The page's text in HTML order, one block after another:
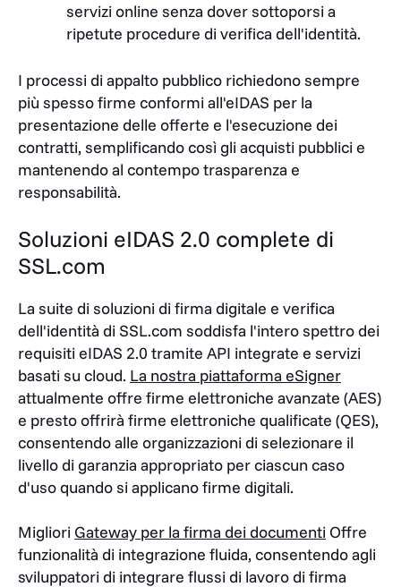
servizi online senza dover sottoporsi a
ripetute procedure di verifica dell'identità.
I processi di appalto pubblico richiedono sempre
più spesso firme conformi all'eIDAS per la
presentazione delle offerte e l'esecuzione dei
contratti, semplificando così gli acquisti pubblici e
mantenendo al contempo trasparenza e
responsabilità.
Soluzioni eIDAS 2.0 complete di
SSL.com
La suite di soluzioni di firma digitale e verifica
dell'identità di SSL.com soddisfa l'intero spettro dei
requisiti eIDAS 2.0 tramite API integrate e servizi
basati su cloud. La nostra piattaforma eSigner
attualmente offre firme elettroniche avanzate (AES)
e presto offrirà firme elettroniche qualificate (QES),
consentendo alle organizzazioni di selezionare il
livello di garanzia appropriato per ciascun caso
d'uso quando si applicano firme digitali.
Migliori Gateway per la firma dei documenti Offre
funzionalità di integrazione fluida, consentendo agli
sviluppatori di integrare flussi di lavoro di firma